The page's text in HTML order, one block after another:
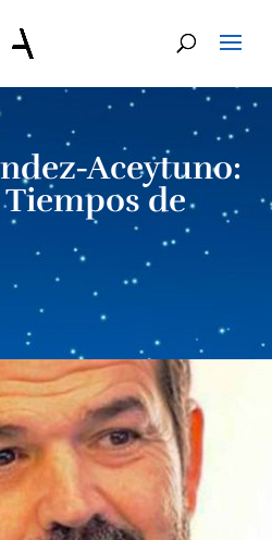
Aceytuno:
de